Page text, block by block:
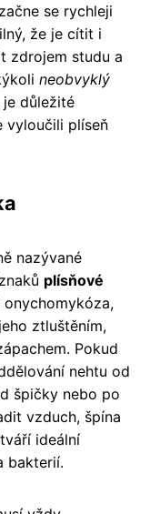
se rychleji
že je cítit i
zdrojem studu a
neobvyklý
je důležité
vyloučili plíseň
nazývané
plísňové
onychomykóza,
ztluštěním,
Pokud
nehtu od
špičky nebo po
vzduch, špína
ideální
bakterií.